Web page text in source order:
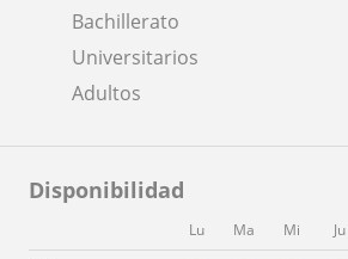
Bachillerato
Universitarios
Adultos
Disponibilidad
Lu Ma Mi Ju